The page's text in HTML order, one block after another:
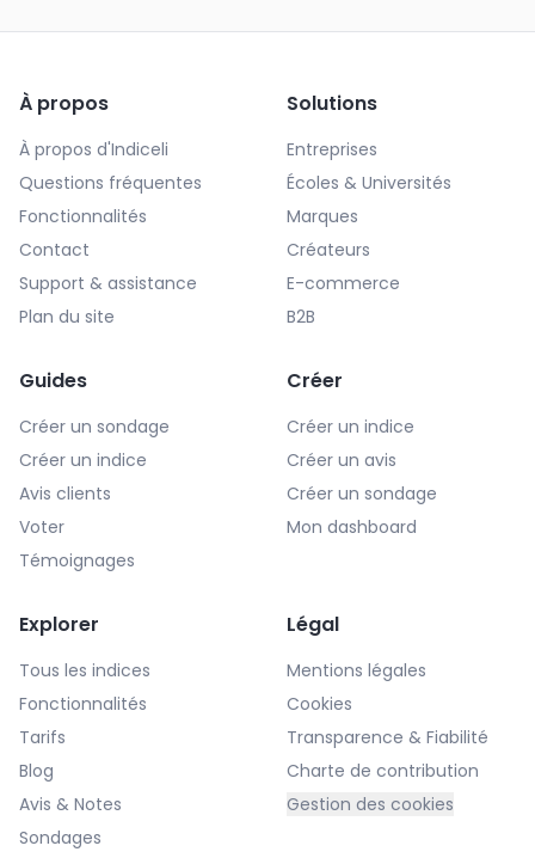
À propos
À propos d'Indiceli
Questions fréquentes
Fonctionnalités
Contact
Support & assistance
Plan du site
Solutions
Entreprises
Écoles & Universités
Marques
Créateurs
E-commerce
B2B
Guides
Créer un sondage
Créer un indice
Avis clients
Voter
Témoignages
Créer
Créer un indice
Créer un avis
Créer un sondage
Mon dashboard
Explorer
Tous les indices
Fonctionnalités
Tarifs
Blog
Avis & Notes
Sondages
Légal
Mentions légales
Cookies
Transparence & Fiabilité
Charte de contribution
Gestion des cookies